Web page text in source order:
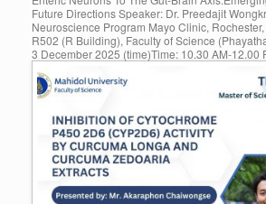
Future Directions Speaker: Dr. Preedajit
Neuroscience Program Mayo Clinic,
R502 (R Building), Faculty of Science
3 December 2025 (time)Time: 10.30 AM-12.00